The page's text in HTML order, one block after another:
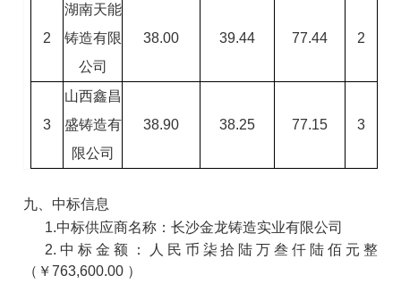
2
湖南天能
铸造有限
公司
38.00 39.44 77.44 2
3
山西鑫昌
盛铸造有
限公司
38.90 38.25 77.15 3
九、中标信息
1.中标供应商名称：长沙金龙铸造实业有限公司
2. 中标金额：人民币柒拾陆万叁仟陆佰元整
（￥763,600.00 ）